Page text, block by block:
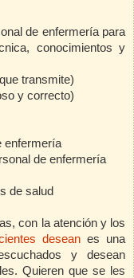
de enfermería para
conocimientos y
transmite)
y correcto)
enfermería
de enfermería
de salud
con la atención y los
desean es una
y desean
Quieren que se les